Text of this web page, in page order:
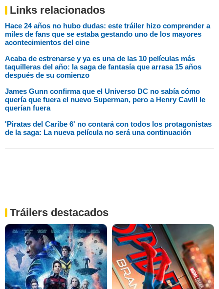
Links relacionados
Hace 24 años no hubo dudas: este tráiler hizo comprender a
miles de fans que se estaba gestando uno de los mayores
acontecimientos del cine
Acaba de estrenarse y ya es una de las 10 películas más
taquilleras del año: la saga de fantasía que arrasa 15 años
después de su comienzo
James Gunn confirma que el Universo DC no sabía cómo
quería que fuera el nuevo Superman, pero a Henry Cavill le
querían fuera
'Piratas del Caribe 6' no contará con todos los protagonistas
de la saga: La nueva película no será una continuación
Tráilers destacados